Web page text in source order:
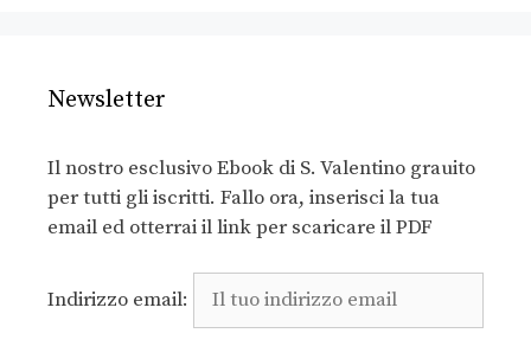
Newsletter
Il nostro esclusivo Ebook di S. Valentino grauito
per tutti gli iscritti. Fallo ora, inserisci la tua
email ed otterrai il link per scaricare il PDF
Indirizzo email: